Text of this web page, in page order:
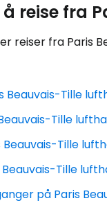
reise fra
reiser fra Paris
Beauvais-Tille
Tille
Tille
Tille
på Paris